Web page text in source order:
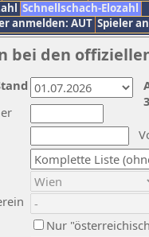
Schnellschach-Elozahl
anmelden: AUT Spieler
bei den
Nur